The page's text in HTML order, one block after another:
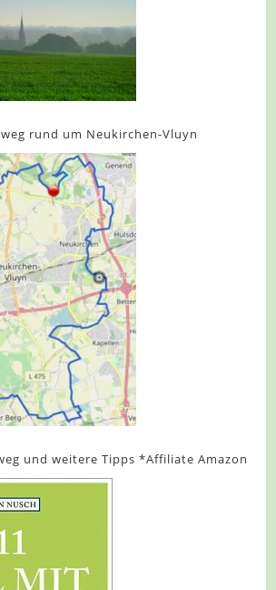
rund um Neukirchen-Vluyn
und weitere Tipps *Affiliate Amazon